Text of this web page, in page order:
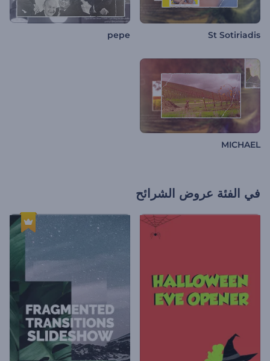
St Sotiriadis
pepe
MICHAEL
في الفئة عروض الشرائح